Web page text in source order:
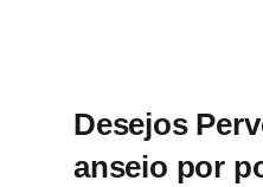
Desejos
anseio por